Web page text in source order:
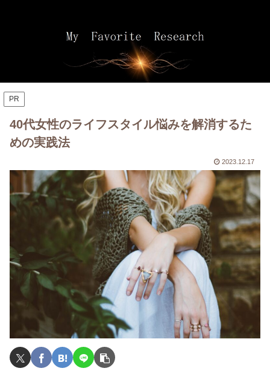
PR
40代女性のライフスタイル悩みを解消するた
めの実践法
2023.12.17